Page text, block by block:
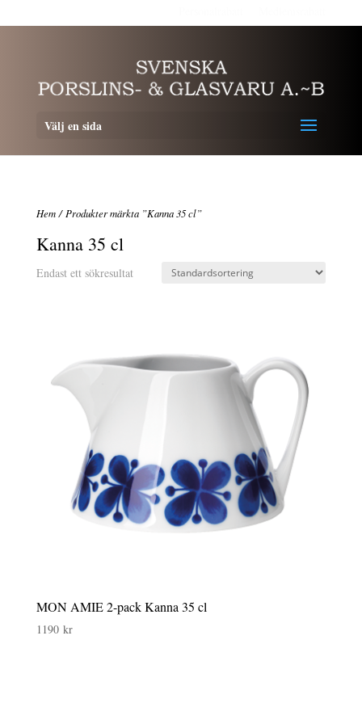
Välj en sida
Hem/ Produkter märkta ”Kanna 35 cl”
Kanna 35 cl
Endast ett sökresultat
MON AMIE 2-pack Kanna 35 cl
1190 kr